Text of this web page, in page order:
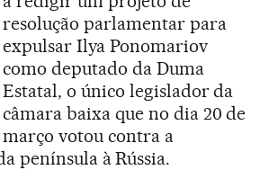
resolução parlamentar para
expulsar Ilya Ponomariov
como deputado da Duma
Estatal, o único legislador da
câmara baixa que no dia 20 de
março votou contra a
península à Rússia.